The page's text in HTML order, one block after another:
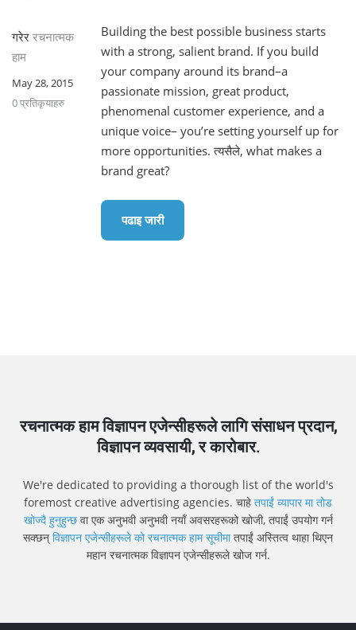
गरेर रचनात्मक
हाम
May 28, 2015
0 प्रतिकृयाहरु
Building the best possible business starts
with a strong, salient brand. If you build
your company around its brand–a
passionate mission, great product,
phenomenal customer experience, and a
unique voice– you’re setting yourself up for
more opportunities. त्यसैले, what makes a
brand great?
पढाइ जारी
रचनात्मक हाम विज्ञापन एजेन्सीहरूले लागि संसाधन प्रदान,
विज्ञापन व्यवसायी, र कारोबार.
We're dedicated to providing a thorough list of the world's
foremost creative advertising agencies. चाहे तपाईं व्यापार मा तोड
खोज्दै हुनुहुन्छवा एक अनुभवी अनुभवी नयाँ अवसरहरूको खोजी, तपाईं उपयोग गर्न
सक्छन् विज्ञापन एजेन्सीहरूले को रचनात्मक हाम सूचीमातपाईं अस्तित्व थाहा थिएन
महान रचनात्मक विज्ञापन एजेन्सीहरूले खोज गर्न.